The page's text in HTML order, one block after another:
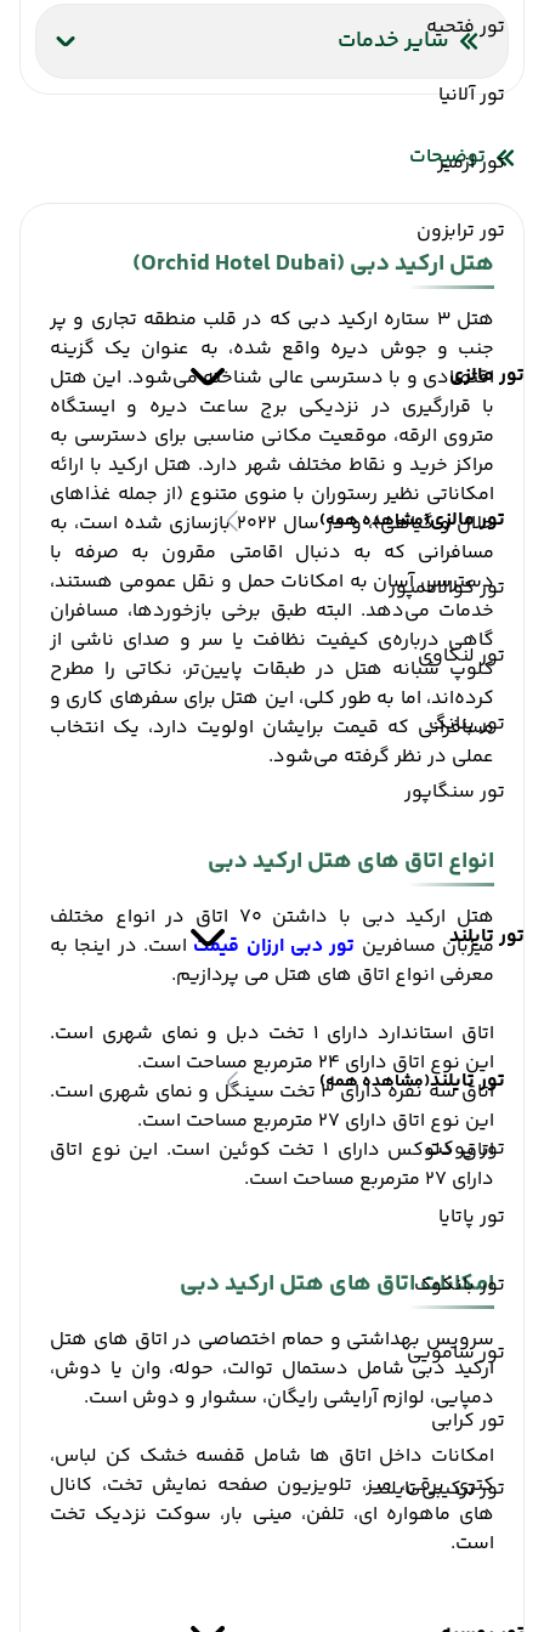
تور فتحیه
تور آلانیا
تور ازمیر
تور ترابزون
تور مالزی
تور مالزی(مشاهده همه)
تور کوالالامپور
تور لنکاوی
تور پنانگ
تور سنگاپور
تور تایلند
تور تایلند(مشاهده همه)
تور پوکت
تور پاتایا
تور بانکوک
تور سامویی
تور کرابی
تور ترکیبی تایلند
سایر خدمات
آسانسور صندوق امانات خشکشویی
توضیحات
هتل ارکید دبی (Orchid Hotel Dubai)
هتل ۳ ستاره ارکید دبی که در قلب منطقه تجاری و پر
جنب و جوش دیره واقع شده، به عنوان یک گزینه
اقتصادی و با دسترسی عالی شناخته می‌شود. این هتل
با قرارگیری در نزدیکی برج ساعت دیره و ایستگاه
متروی الرقه، موقعیت مکانی مناسبی برای دسترسی به
مراکز خرید و نقاط مختلف شهر دارد. هتل ارکید با ارائه
امکاناتی نظیر رستوران با منوی متنوع (از جمله غذاهای
حلال و گیاهی)، و در سال ۲۰۲۲ بازسازی شده است، به
مسافرانی که به دنبال اقامتی مقرون‌ به‌ صرفه با
دسترسی آسان به امکانات حمل و نقل عمومی هستند،
خدمات می‌دهد. البته طبق برخی بازخوردها، مسافران
گاهی درباره‌ی کیفیت نظافت یا سر و صدای ناشی از
کلوپ شبانه هتل در طبقات پایین‌تر، نکاتی را مطرح
کرده‌اند، اما به طور کلی، این هتل برای سفرهای کاری و
مسافرانی که قیمت برایشان اولویت دارد، یک انتخاب
عملی در نظر گرفته می‌شود.
انواع اتاق های هتل ارکید دبی
هتل ارکید دبی با داشتن 70 اتاق در انواع مختلف
میزبان مسافرین تور دبی ارزان قیمتاست. در اینجا به
معرفی انواع اتاق های هتل می پردازیم.
اتاق استاندارد دارای 1 تخت دبل و نمای شهری است.
این نوع اتاق دارای 24 مترمربع مساحت است.
اتاق سه نفره دارای 3 تخت سینگل و نمای شهری است.
این نوع اتاق دارای 27 مترمربع مساحت است.
اتاق دلوکس دارای 1 تخت کوئین است. این نوع اتاق
دارای 27 مترمربع مساحت است.
امکانات اتاق های هتل ارکید دبی
سرویس بهداشتی و حمام اختصاصی در اتاق های هتل
ارکید دبی شامل دستمال توالت، حوله، وان یا دوش،
دمپایی، لوازم آرایشی رایگان، سشوار و دوش است.
امکانات داخل اتاق ها شامل قفسه خشک کن لباس،
کتری برقی، میز، تلویزیون صفحه نمایش تخت، کانال
های ماهواره ای، تلفن، مینی بار، سوکت نزدیک تخت
است.